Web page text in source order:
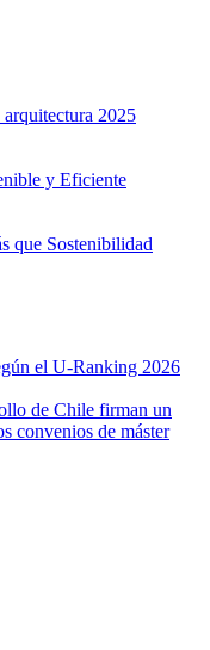
2025
y Eficiente
que Sostenibilidad
el U-Ranking 2026
de Chile firman un
convenios de máster